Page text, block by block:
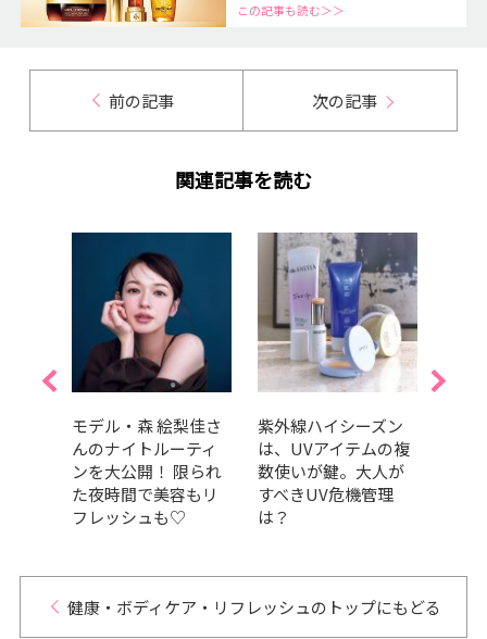
この記事も読む＞＞
前の記事 次の記事
関連記事を読む
モデル・森 絵梨佳さ
んのナイトルーティ
ンを大公開！ 限られ
た夜時間で美容もリ
フレッシュも♡
紫外線ハイシーズン
は、UVアイテムの複
数使いが鍵。大人が
すべきUV危機管理
は？
健康・ボディケア・リフレッシュのトップにもどる